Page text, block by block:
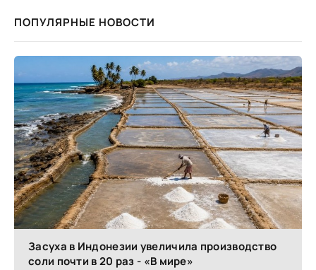
ПОПУЛЯРНЫЕ НОВОСТИ
Засуха в Индонезии увеличила производство
соли почти в 20 раз - «В мире»